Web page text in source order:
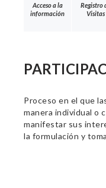
Acceso a la
información
Registro
Visitas
Proceso en el que
manera individual o
manifestar sus
la formulación y